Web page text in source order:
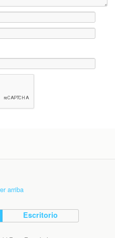
arriba
Escritorio